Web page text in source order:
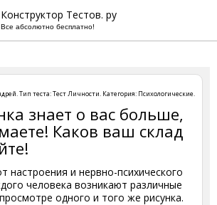
Конструктор Тестов. ру
Все абсолютно бесплатно!
. Тип теста:Тест Личности. Категория: Психологические.
знает о вас больше,
Каков ваш склад
настроения и нервно-психического
человека возникают различные
одного и того же рисунка.